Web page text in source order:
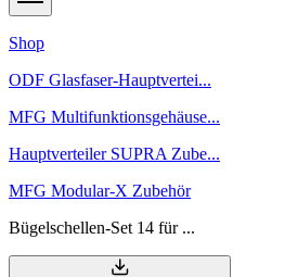
Shop
ODF Glasfaser-Hauptvertei...
MFG Multifunktionsgehäuse...
Hauptverteiler SUPRA Zube...
MFG Modular-X Zubehör
Bügelschellen-Set 14 für ...